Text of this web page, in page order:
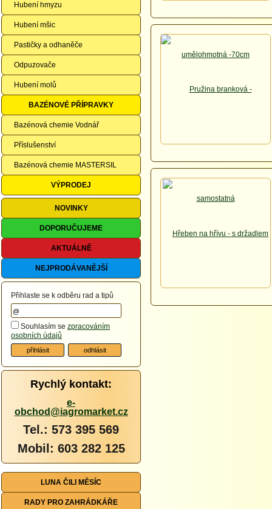
Hubení hmyzu
Hubení mšic
Pastičky a odhaněče
Odpuzovače
Hubení molů
BAZÉNOVÉ PŘÍPRAVKY
Bazénová chemie Vodnář
Příslušenství
Bazénová chemie MASTERSIL
VÝPRODEJ
NOVINKY
DOPORUČUJEME
AKTUÁLNĚ
NEJPRODÁVANĚJŠÍ
Přihlaste se k odběru rad a tipů
Souhlasím se zpracováním
osobních údajů
Rychlý kontakt:
e-
obchod@iagromarket.cz
Tel.: 573 395 569
Mobil: 603 282 125
LUNA ČILI MĚSÍC
RADY PRO ZAHRÁDKÁŘE